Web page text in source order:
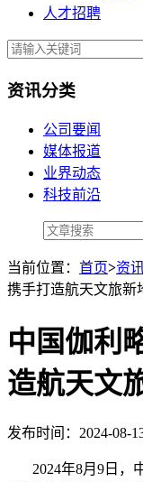
人才招聘
资讯分类
公司要闻
媒体报道
业界动态
科技前沿
当前位置： 首页>资
携手打造航天文旅新
中国伽利
造航天文
发布时间：2024-08-
2024年8月9日，